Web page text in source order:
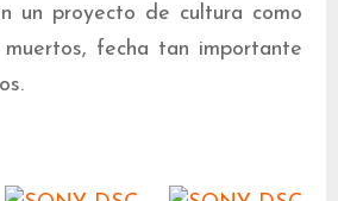
un proyecto de cultura como
fecha tan importante